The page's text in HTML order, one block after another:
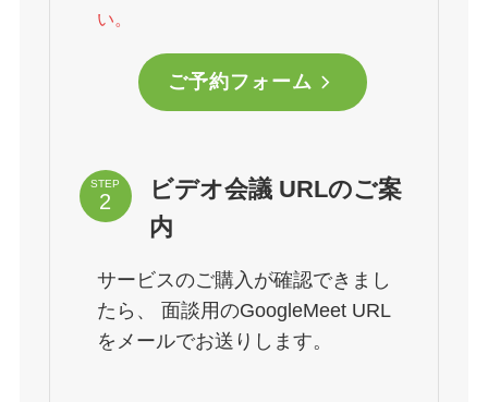
い。
ご予約フォーム
STEP
ビデオ会議 URLのご案
内
サービスのご購入が確認できまし
たら、 面談用のGoogleMeet URL
をメールでお送りします。